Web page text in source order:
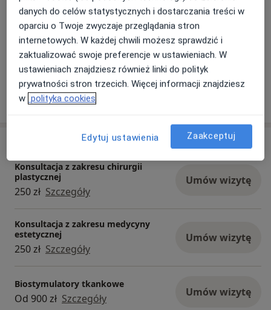
Zobacz galerię (1)
Konsultacja z zakresu chirurgii
plastycznej
250 zł Szczegóły
Umów wizytę
Konsultacja z zakresu medycyny
estetycznej
250 zł Szczegóły
Umów wizytę
Biostymulatory tkankowe
Od 900 zł Szczegóły Umów wizytę
danych do celów statystycznych i dostarczania treści w
oparciu o Twoje zwyczaje przeglądania stron
internetowych. W każdej chwili możesz sprawdzić i
zaktualizować swoje preferencje w ustawieniach. W
ustawieniach znajdziesz również linki do polityk
prywatności stron trzecich. Więcej informacji znajdziesz
w polityka cookies
Edytuj ustawienia Zaakceptuj